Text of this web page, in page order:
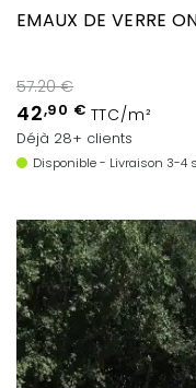
EMAUX DE VERRE
57.20 €
42,90 € TTC/m²
Déjà 28+ clients
Disponible - Livraison 3-4